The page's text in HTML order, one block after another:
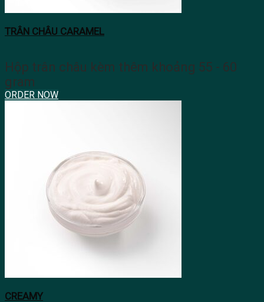
TRÂN CHÂU CARAMEL
Hộp trân châu kèm thêm khoảng 55 - 60
gram
ORDER NOW
CREAMY